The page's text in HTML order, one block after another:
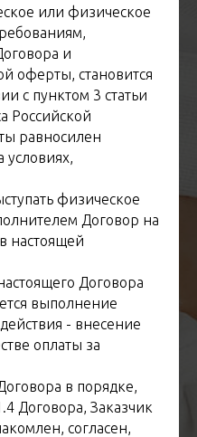
или физическое
и
оферты, становится
с пунктом 3 статьи
Российской
равносилен
физическое
Договор на
настоящей
Договора
выполнение
- внесение
оплаты за
в порядке,
Договора, Заказчик
согласен,